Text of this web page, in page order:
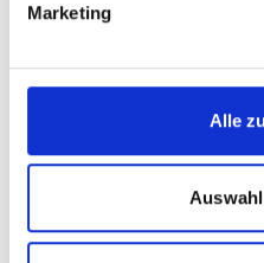
Marketing
Alle
Kontakt
Zukunft – Umwelt –
10963 Berlin